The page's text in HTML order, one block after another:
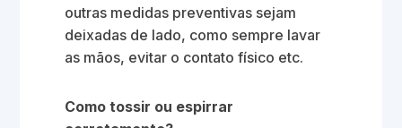
outras medidas preventivas sejam
deixadas de lado, como sempre lavar
as mãos, evitar o contato físico etc.
Como tossir ou espirrar